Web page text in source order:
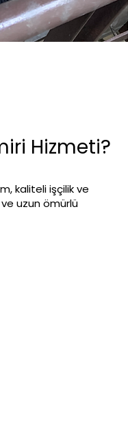
Hizmeti?
kaliteli işçilik ve
ve uzun ömürlü